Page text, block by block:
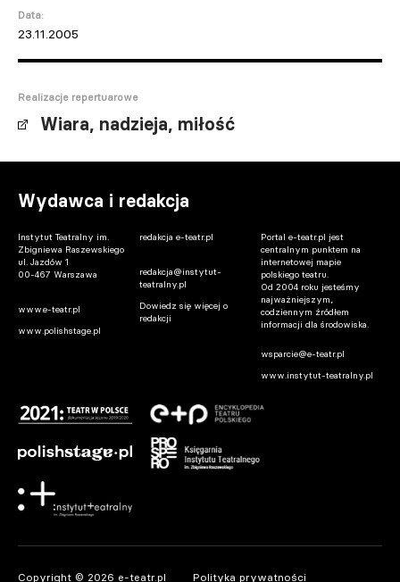
Data:
23.11.2005
Realizacje repertuarowe
Wiara, nadzieja, miłość
Wydawca i redakcja
Instytut Teatralny im.
Zbigniewa Raszewskiego
ul. Jazdów 1
00-467 Warszawa
www.e-teatr.pl
www.polishstage.pl
redakcja e-teatr.pl
redakcja@instytut-
teatralny.pl
Dowiedz się więcej o
redakcji
Portal e-teatr.pl jest
centralnym punktem na
internetowej mapie
polskiego teatru.
Od 2004 roku jesteśmy
najważniejszym,
codziennym źródłem
informacji dla środowiska.
wsparcie@e-teatr.pl
www.instytut-teatralny.pl
Copyright © 2026 e-teatr.pl Polityka prywatności